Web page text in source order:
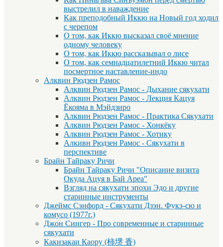
выстрелил в наваждение
Как преподобный Иккю на Новый год ходил
с черепом
О том, как Иккю высказал своё мнение
одному человеку
О том, как Иккю рассказывал о лисе
О том, как семнадцатилетний Иккю читал
посмертное наставление-индо
Алквин Рюдзен Рамос
Алквин Рюдзен Рамос - Дыхание сякухати
Алквин Рюдзен Рамос - Лекция Кацуя
Ёкояма в Мэйдзиро
Алквин Рюдзен Рамос - Практика Сякухати
Алквин Рюдзен Рамос - Хонкёку
Алквин Рюдзен Рамос - Хотику
Алкивн Рюдзен Рамос - Сякухати в
перспективе
Брайн Тайраку Ричи
Брайн Тайраку Ричи "Описание визита
Окуда Ацуя в Бай Ареа"
Взгляд на сякухати эпохи Эдо и другие
старинные инструменты
Джеймс Сэнфорд - Сякухати Дзэн. Фукэ-сю и
комусо (1977г.)
Джон Сингер - Про современные и старинные
сякухати
Какизакаи Каору (柿堺 香)